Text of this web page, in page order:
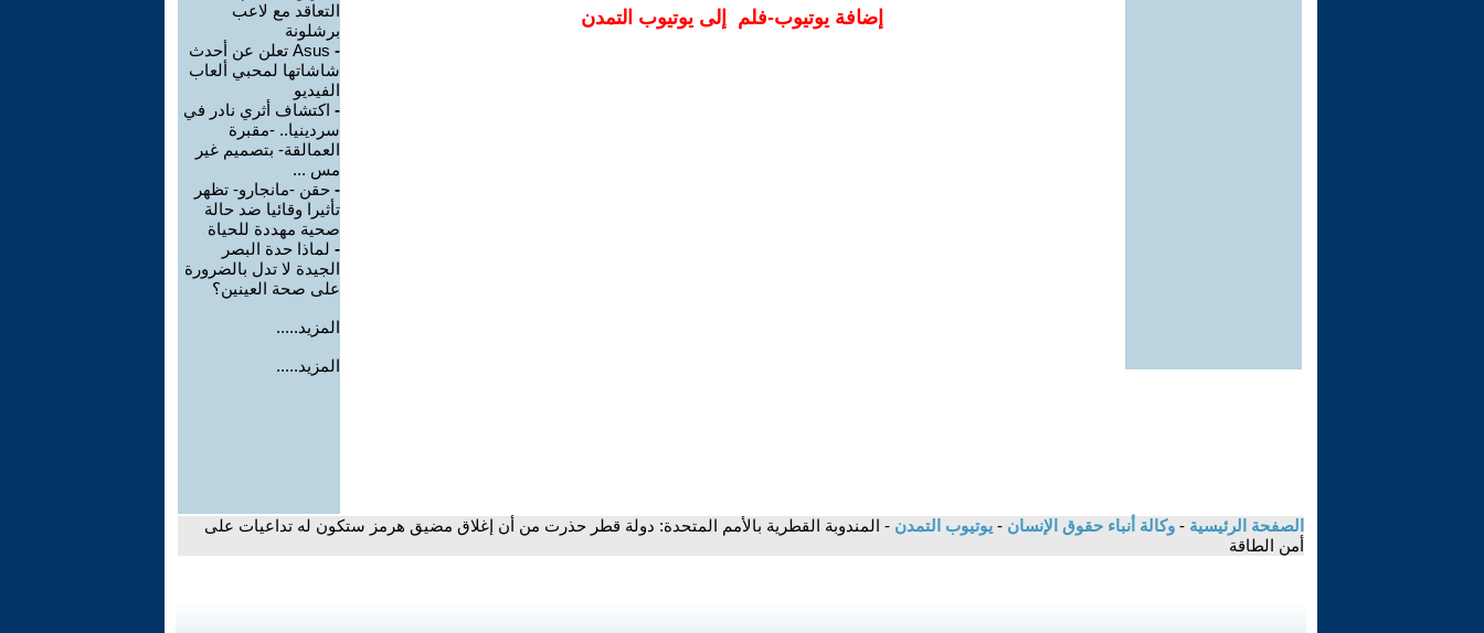
إضافة يوتيوب-فلم إلى يوتيوب التمدن
التعاقد مع لاعب
برشلونة
-
Asus تعلن عن أحدث
شاشاتها لمحبي ألعاب
الفيديو
- اكتشاف أثري نادر في
سردينيا.. -مقبرة
العمالقة- بتصميم غير
مس ...
- حقن -مانجارو- تظهر
تأثيرا وقائيا ضد حالة
صحية مهددة للحياة
- لماذا حدة البصر
الجيدة لا تدل بالضرورة
على صحة العينين؟
المزيد.....
المزيد.....
الصفحة الرئيسية - وكالة أنباء حقوق الإنسان - يوتيوب التمدن - المندوبة القطرية بالأمم المتحدة: دولة قطر حذرت من أن إغلاق مضيق هرمز ستكون له تداعيات على
أمن الطاقة